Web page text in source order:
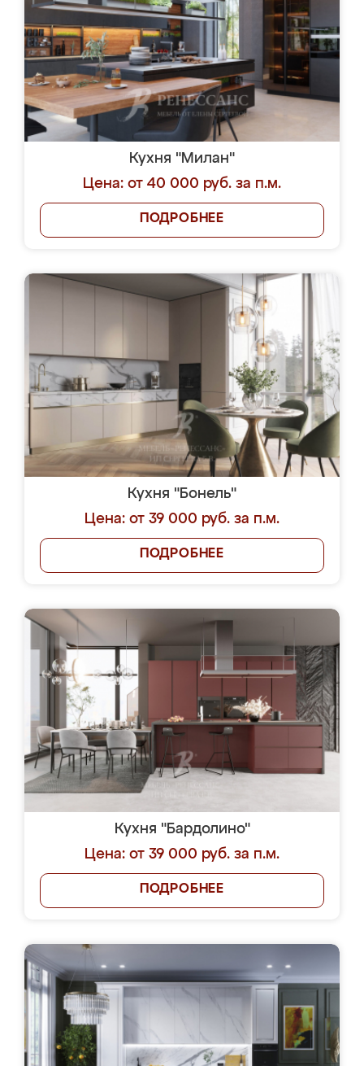
Кухня "Милан"
Цена: от 40 000 руб. за п.м.
ПОДРОБНЕЕ
Кухня "Бонель"
Цена: от 39 000 руб. за п.м.
ПОДРОБНЕЕ
Кухня "Бардолино"
Цена: от 39 000 руб. за п.м.
ПОДРОБНЕЕ